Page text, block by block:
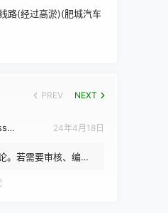
路(经过高淤)(肥城汽车
PREV NEXT
一位 WordPress 评论者 24年4月18日
。若需要审核、编辑
。